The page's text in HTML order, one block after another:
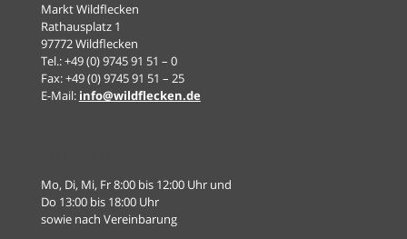
Markt Wildflecken
Rathausplatz 1
97772 Wildflecken
Tel.: +49 (0) 9745 91 51 – 0
Fax: +49 (0) 9745 91 51 – 25
E-Mail: info@wildflecken.de
Mo, Di, Mi, Fr 8:00 bis 12:00 Uhr und
Do 13:00 bis 18:00 Uhr
sowie nach Vereinbarung